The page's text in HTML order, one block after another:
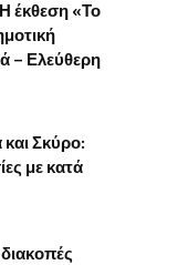
έκθεση «Το
– Ελεύθερη
Σκύρο:
με κατά